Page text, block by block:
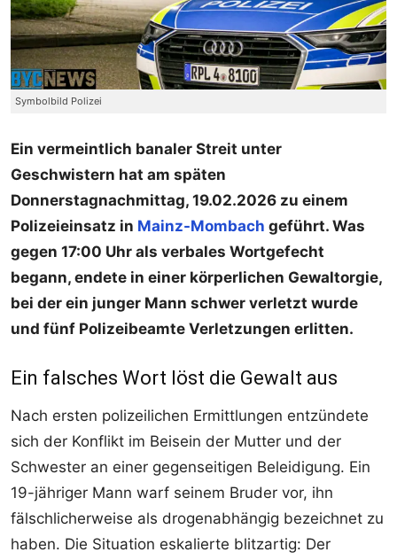
Symbolbild Polizei
Ein vermeintlich banaler Streit unter
Geschwistern hat am späten
Donnerstagnachmittag, 19.02.2026 zu einem
Polizeieinsatz in Mainz-Mombach geführt. Was
gegen 17:00 Uhr als verbales Wortgefecht
begann, endete in einer körperlichen Gewaltorgie,
bei der ein junger Mann schwer verletzt wurde
und fünf Polizeibeamte Verletzungen erlitten.
Ein falsches Wort löst die Gewalt aus
Nach ersten polizeilichen Ermittlungen entzündete
sich der Konflikt im Beisein der Mutter und der
Schwester an einer gegenseitigen Beleidigung. Ein
19-jähriger Mann warf seinem Bruder vor, ihn
fälschlicherweise als drogenabhängig bezeichnet zu
haben. Die Situation eskalierte blitzartig: Der